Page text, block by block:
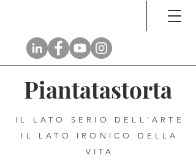
Piantatastorta
IL LATO SERIO DELL'ARTE
IL LATO IRONICO DELLA
VITA